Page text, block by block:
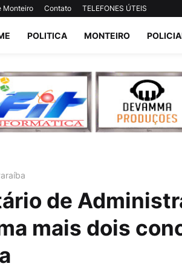
Monteiro Contato TELEFONES ÚTEIS
POLITICA MONTEIRO
de
mais dois